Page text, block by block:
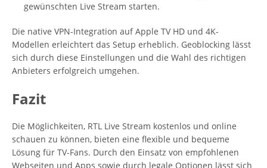
gewünschten Live Stream starten.
Die native VPN-Integration auf Apple TV HD und 4K-
Modellen erleichtert das Setup erheblich. Geoblocking lässt
sich durch diese Einstellungen und die Wahl des richtigen
Anbieters erfolgreich umgehen.
Fazit
Die Möglichkeiten, RTL Live Stream kostenlos und online
schauen zu können, bieten eine flexible und bequeme
Lösung für TV-Fans. Durch den Einsatz von empfohlenen
Webseiten und Apps sowie durch legale Optionen lässt sich